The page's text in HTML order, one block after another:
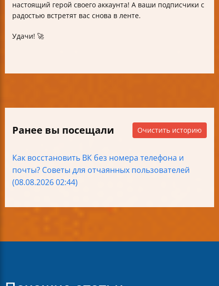
настоящий герой своего аккаунта! А ваши подписчики с
радостью встретят вас снова в ленте.
Удачи! 🚀
Ранее вы посещали Очистить историю
Как восстановить ВК без номера телефона и
почты? Советы для отчаянных пользователей
(08.08.2026 02:44)